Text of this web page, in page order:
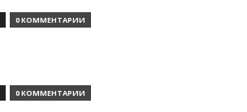
0 КОММЕНТАРИИ
0 КОММЕНТАРИИ